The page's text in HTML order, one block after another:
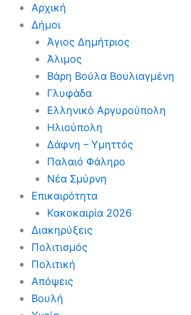
Αρχική
Δήμοι
Άγιος Δημήτριος
Άλιμος
Βάρη Βούλα Βουλιαγμένη
Γλυφάδα
Ελληνικό Αργυρούπολη
Ηλιούπολη
Δάφνη – Υμηττός
Παλαιό Φάληρο
Νέα Σμύρνη
Επικαιρότητα
Κακοκαιρία 2026
Διακηρύξεις
Πολιτισμός
Πολιτική
Απόψεις
Βουλή